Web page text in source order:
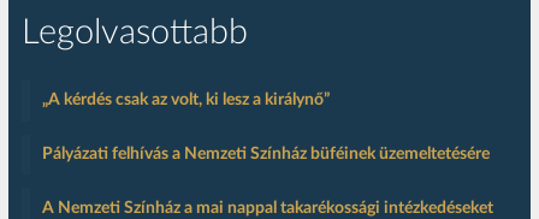
Legolvasottabb
„A kérdés csak az volt, ki lesz a királynő”
Pályázati felhívás a Nemzeti Színház büféinek üzemeltetésére
A Nemzeti Színház a mai nappal takarékossági intézkedéseket